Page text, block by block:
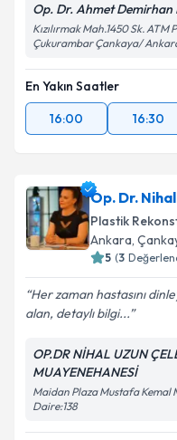
Kişisel
Metni'ni
Op. Dr. Ahmet Demirhan
Kızılırmak Mah.1450 Sk. ATM
Çukurambar Çankaya/
En Yakın Saatler
16:00
16:30
Op. Dr.
Plastik
Ankara,
5 (3
Her zaman hastasını
alan, detaylı bilgi...
OP.DR NİHAL UZUN
MUAYENEHANESİ
Maidan Plaza Mustafa Kemal
Daire:138